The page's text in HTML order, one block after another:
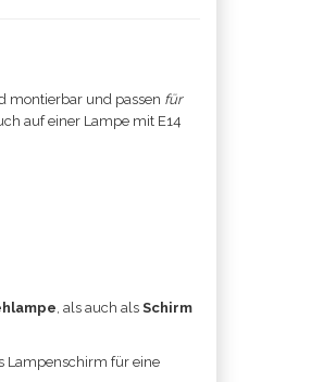
montierbar und passen für
auf einer Lampe mit E14
, als auch als Schirm
Lampenschirm für eine